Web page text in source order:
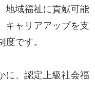
地域福祉に貢献可能
キャリアアップを支
です。
に、認定上級社会福